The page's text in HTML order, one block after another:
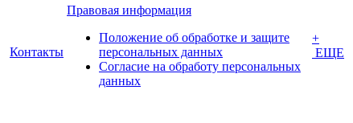
Контакты
Правовая информация
Положение об обработке и защите
персональных данных
Согласие на обработу персональных
данных
+
ЕЩЕ